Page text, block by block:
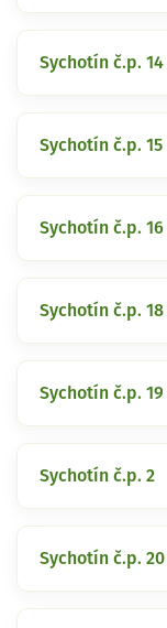
Sychotín č.p. 14
Sychotín č.p. 15
Sychotín č.p. 16
Sychotín č.p. 18
Sychotín č.p. 19
Sychotín č.p. 2
Sychotín č.p. 20